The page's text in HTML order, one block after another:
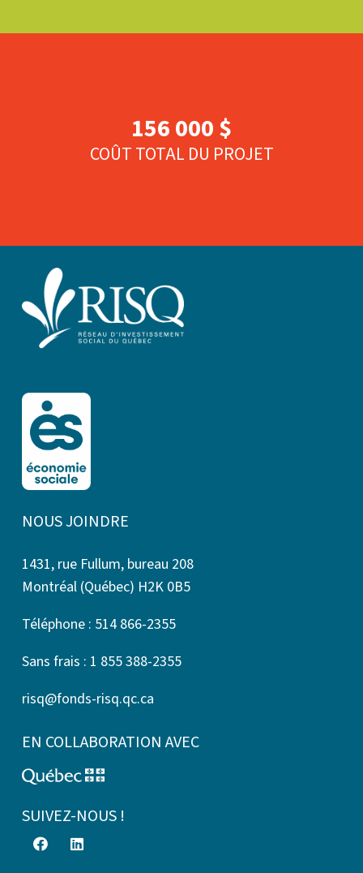
156 000 $
COÛT TOTAL DU PROJET
NOUS JOINDRE
1431, rue Fullum, bureau 208
Montréal (Québec) H2K 0B5
Téléphone : 514 866-2355
Sans frais : 1 855 388-2355
risq@fonds-risq.qc.ca
EN COLLABORATION AVEC
SUIVEZ-NOUS !